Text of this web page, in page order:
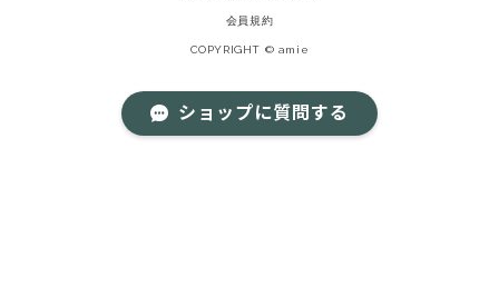
会員規約
COPYRIGHT © amie
ショップに質問する